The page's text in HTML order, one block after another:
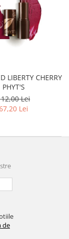
LIBERTY CHERRY
PHYT'S
Lei
Lei
de